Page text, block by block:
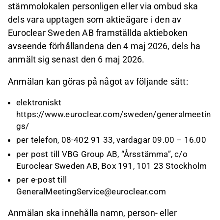
stämmolokalen personligen eller via ombud ska
dels vara upptagen som aktieägare i den av
Euroclear Sweden AB framställda aktieboken
avseende förhållandena den 4 maj 2026, dels ha
anmält sig senast den 6 maj 2026.
Anmälan kan göras på något av följande sätt:
elektroniskt
https://www.euroclear.com/sweden/generalmeetin
gs/
per telefon, 08-402 91 33, vardagar 09.00 – 16.00
per post till VBG Group AB, “Årsstämma”, c/o
Euroclear Sweden AB, Box 191, 101 23 Stockholm
per e-post till
GeneralMeetingService@euroclear.com
Anmälan ska innehålla namn, person- eller